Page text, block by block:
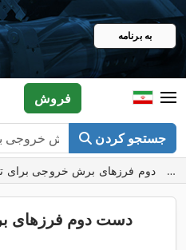
به برنامه
جستجو کردن
فروش
دست دوم فرزهای